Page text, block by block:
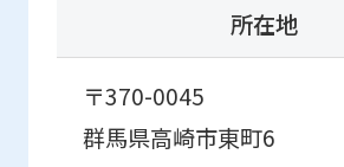
所在地
〒370-0045
群馬県高崎市東町6
that
you